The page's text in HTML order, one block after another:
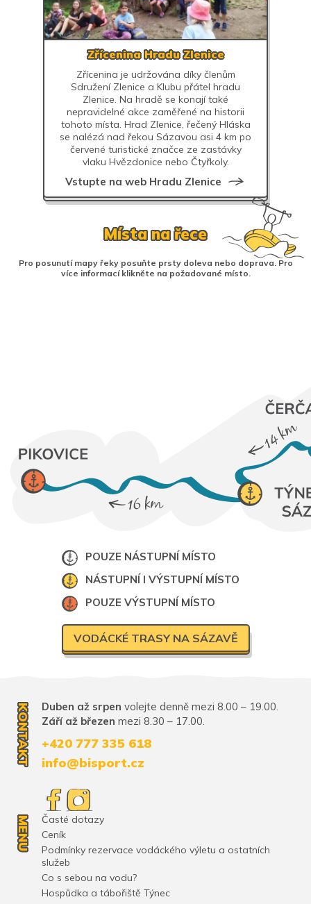
Zřícenina Hradu Zlenice
Zřícenina je udržována díky členům
Sdružení Zlenice a Klubu přátel hradu
Zlenice. Na hradě se konají také
nepravidelné akce zaměřené na historii
tohoto místa. Hrad Zlenice, řečený Hláska
se nalézá nad řekou Sázavou asi 4 km po
červené turistické značce ze zastávky
vlaku Hvězdonice nebo Čtyřkoly.
Vstupte na web Hradu Zlenice
Místa na řece
Pro posunutí mapy řeky posuňte prsty doleva nebo doprava. Pro
více informací klikněte na požadované místo.
POUZE NÁSTUPNÍ MÍSTO
NÁSTUPNÍ I VÝSTUPNÍ MÍSTO
POUZE VÝSTUPNÍ MÍSTO
VODÁCKÉ TRASY NA SÁZAVĚ
MENU
Časté dotazy
Ceník
Podmínky rezervace vodáckého výletu a ostatních
služeb
Co s sebou na vodu?
Hospůdka a tábořiště Týnec
KONTAKT Duben až srpen volejte denně mezi 8.00 – 19.00.
Září až březen mezi 8.30 – 17.00.
+420 777 335 618
info@bisport.cz